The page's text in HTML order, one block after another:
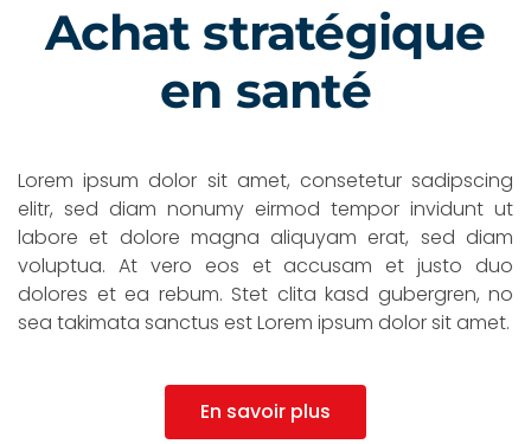
Achat stratégique
en santé
Lorem ipsum dolor sit amet, consetetur sadipscing
elitr, sed diam nonumy eirmod tempor invidunt ut
labore et dolore magna aliquyam erat, sed diam
voluptua. At vero eos et accusam et justo duo
dolores et ea rebum. Stet clita kasd gubergren, no
sea takimata sanctus est Lorem ipsum dolor sit amet.
En savoir plus